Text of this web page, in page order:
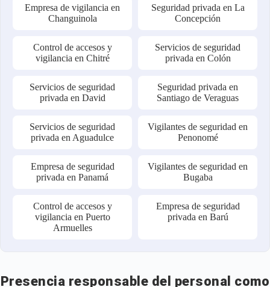
Empresa de vigilancia en
Changuinola
Seguridad privada en La
Concepción
Control de accesos y
vigilancia en Chitré
Servicios de seguridad
privada en Colón
Servicios de seguridad
privada en David
Seguridad privada en
Santiago de Veraguas
Servicios de seguridad
privada en Aguadulce
Vigilantes de seguridad en
Penonomé
Empresa de seguridad
privada en Panamá
Vigilantes de seguridad en
Bugaba
Control de accesos y
vigilancia en Puerto
Armuelles
Empresa de seguridad
privada en Barú
Presencia responsable del personal como